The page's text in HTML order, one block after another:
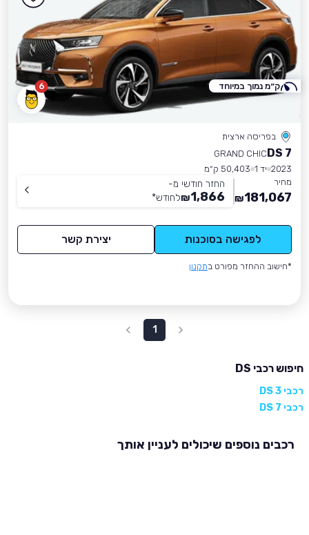
6
בפריסה ארצית
DS 7
GRAND CHIC
2023 יד 1
50,403 ק״מ
מחיר
181,067
₪
החזר חודשי מ-
1,866
₪לחודש*
לפגישה בסוכנות יצירת קשר
*חישוב ההחזר מפורט בתקנון
ק״מ נמוך במיוחד
1
חיפוש רכבי DS
רכבי DS 3
רכבי DS 7
רכבים נוספים שיכולים לעניין אותך